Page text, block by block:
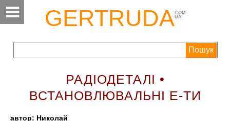
GERTRUDACOM
UA
РАДІОДЕТАЛІ •
ВСТАНОВЛЮВАЛЬНІ Е-ТИ
автор: Николай